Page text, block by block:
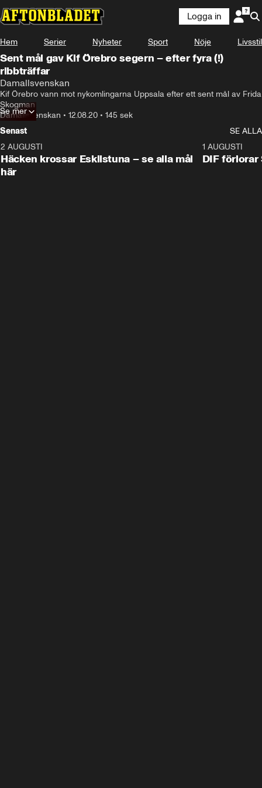
Logga in
Hem Serier Nyheter Sport Nöje Livsstil
Sent mål gav Kif Örebro segern – efter fyra (!)
ribbträffar
Damallsvenskan
Kif Örebro vann mot nykomlingarna Uppsala efter ett sent mål av Frida
Skogman
Damallsvenskan • 12.08.20 • 145 sek
Se mer
Senast
SE ALLA
2 AUGUSTI
Häcken krossar Eskilstuna – se alla mål
här
1 AUGUSTI
DIF